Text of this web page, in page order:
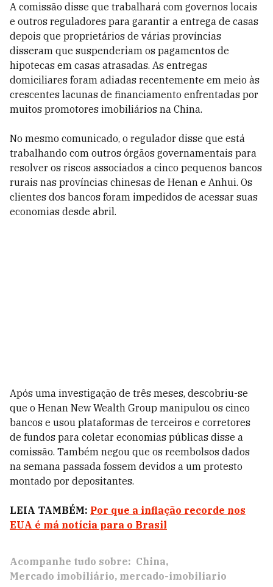
A comissão disse que trabalhará com governos locais
e outros reguladores para garantir a entrega de casas
depois que proprietários de várias províncias
disseram que suspenderiam os pagamentos de
hipotecas em casas atrasadas. As entregas
domiciliares foram adiadas recentemente em meio às
crescentes lacunas de financiamento enfrentadas por
muitos promotores imobiliários na China.
No mesmo comunicado, o regulador disse que está
trabalhando com outros órgãos governamentais para
resolver os riscos associados a cinco pequenos bancos
rurais nas províncias chinesas de Henan e Anhui. Os
clientes dos bancos foram impedidos de acessar suas
economias desde abril.
Após uma investigação de três meses, descobriu-se
que o Henan New Wealth Group manipulou os cinco
bancos e usou plataformas de terceiros e corretores
de fundos para coletar economias públicas disse a
comissão. Também negou que os reembolsos dados
na semana passada fossem devidos a um protesto
montado por depositantes.
LEIA TAMBÉM: Por que a inflação recorde nos
EUA é má notícia para o Brasil
Acompanhe tudo sobre: China
Mercado imobiliário mercado-imobiliario